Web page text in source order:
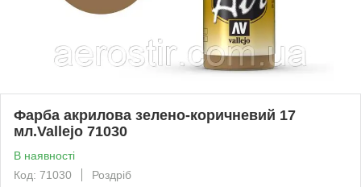
Фарба акрилова зелено-коричневий 17
мл.Vallejo 71030
В наявності
Код: 71030
Роздріб